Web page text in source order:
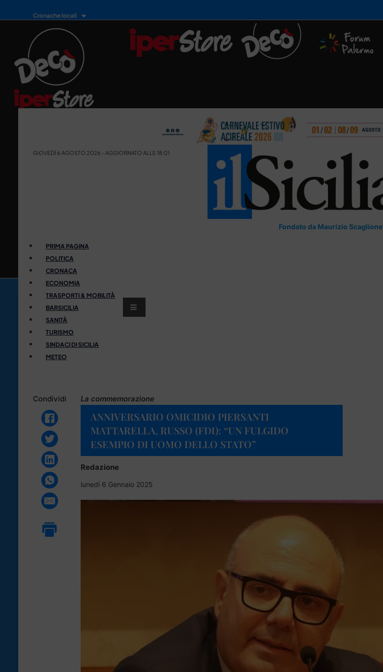
Cronache locali
GIOVEDÌ 6 AGOSTO 2026 - AGGIORNATO ALLE 18:01
Fondato da Maurizio Scaglione
PRIMA PAGINA
POLITICA
CRONACA
ECONOMIA
TRASPORTI & MOBILITÀ
BARSICILIA
SANITÀ
TURISMO
SINDACI DI SICILIA
METEO
Condividi La commemorazione
ANNIVERSARIO OMICIDIO PIERSANTI
MATTARELLA, RUSSO (FDI): “UN FULGIDO
ESEMPIO DI UOMO DELLO STATO”
Redazione
lunedì 6 Gennaio 2025